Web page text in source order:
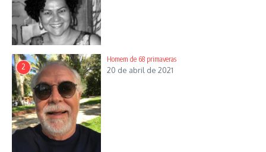
2
Homem de 68 primaveras
20 de abril de 2021